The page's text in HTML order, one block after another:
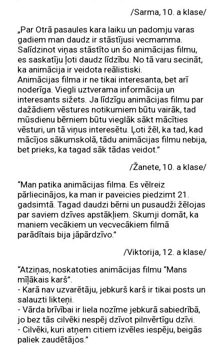
/Sarma, 10. a klase/
„Par Otrā pasaules kara laiku un padomju varas
gadiem man daudz ir stāstījusi vecmamma.
Salīdzinot viņas stāstīto un šo animācijas filmu,
es saskatīju ļoti daudz līdzību. No tā varu secināt,
ka animācija ir veidota reālistiski.
Animācijas filma ir ne tikai interesanta, bet arī
noderīga. Viegli uztverama informācija un
interesants sižets. Ja līdzīgu animācijas filmu par
dažādiem vēstures notikumiem būtu vairāk, tad
mūsdienu bērniem būtu vieglāk sākt mācīties
vēsturi, un tā viņus interesētu. Ļoti žēl, ka tad, kad
mācījos sākumskolā, tādu animācijas filmu nebija,
bet prieks, ka tagad sāk tādas veidot.”
/Žanete, 10. a klase/
“Man patika animācijas filma. Es vēlreiz
pārliecinājos, ka man ir paveicies piedzimt 21.
gadsimtā. Tagad daudzi bērni un pusaudži žēlojas
par saviem dzīves apstākļiem. Skumji domāt, ka
maniem vecākiem un vecvecākiem filmā
parādītais bija jāpārdzīvo.”
/Viktorija, 12. a klase/
“Atziņas, noskatoties animācijas filmu “Mans
mīļākais karš”.
- Karā nav uzvarētāju, jebkurš karš ir tikai posts un
salauzti likteņi.
- Vārda brīvībai ir liela nozīme jebkurā sabiedrībā,
jo bez tās cilvēki nespēj dzīvot pilnvērtīgu dzīvi.
- Cilvēki, kuri atņem citiem izvēles iespēju, beigās
paliek zaudētājos.”